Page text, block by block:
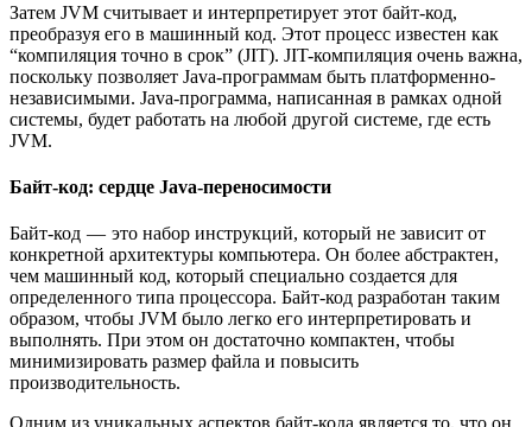
Затем JVM считывает и интерпретирует этот байт-код,
преобразуя его в машинный код. Этот процесс известен как
“компиляция точно в срок” (JIT). JIT-компиляция очень важна,
поскольку позволяет Java-программам быть платформенно-
независимыми. Java-программа, написанная в рамках одной
системы, будет работать на любой другой системе, где есть
JVM.
Байт-код: сердце Java-переносимости
Байт-код — это набор инструкций, который не зависит от
конкретной архитектуры компьютера. Он более абстрактен,
чем машинный код, который специально создается для
определенного типа процессора. Байт-код разработан таким
образом, чтобы JVM было легко его интерпретировать и
выполнять. При этом он достаточно компактен, чтобы
минимизировать размер файла и повысить
производительность.